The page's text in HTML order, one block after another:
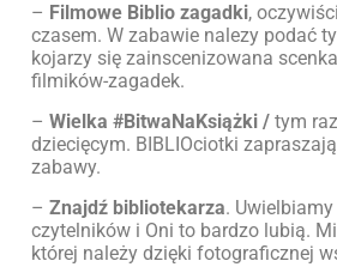
– Filmowe Biblio zagadki,
czasem. W zabawie nalezy podać
kojarzy się zainscenizowana
filmików-zagadek.
– Wielka #BitwaNaKsiążki / tym
dziecięcym. BIBLIOciotki
zabawy.
– Znajdź bibliotekarza.
czytelników i Oni to bardzo lubią.
której należy dzięki fotograficznej